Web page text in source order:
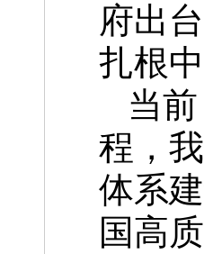
府出
扎根
当
程，
体系
国高